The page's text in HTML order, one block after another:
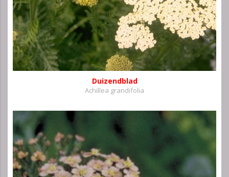
Duizendblad
Achillea grandifolia